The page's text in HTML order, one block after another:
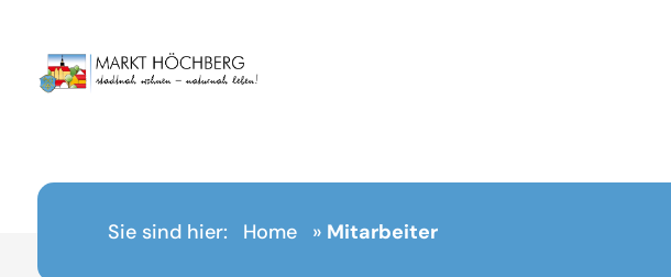
Sie sind hier: Home » Mitarbeiter